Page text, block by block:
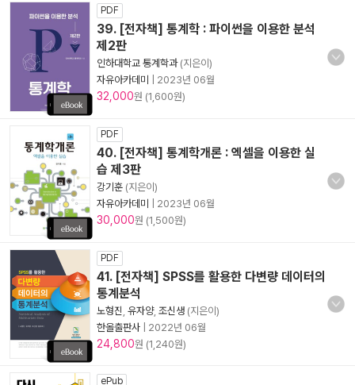
PDF
39. [전자책] 통계학 : 파이썬을 이용한 분석
제2판
인하대학교 통계학과(지은이)
자유아카데미
2023년 06월
32,000원 (1,600원)
PDF
40. [전자책] 통계학개론 : 엑셀을 이용한 실
습 제3판
강기훈 (지은이)
자유아카데미
2023년 06월
30,000원 (1,500원)
PDF
41. [전자책] SPSS를 활용한 다변량 데이터의
통계분석
노형진 유자양, 조신생 (지은이)
한올출판사
2022년 06월
24,800원 (1,240원)
ePub